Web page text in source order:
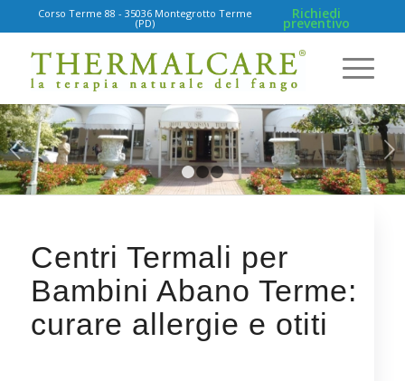
Corso Terme 88 - 35036 Montegrotto Terme
(PD)
Richiedi
preventivo
Succ
1 2 3
Centri Termali per
Bambini Abano Terme:
curare allergie e otiti